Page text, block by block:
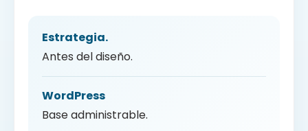
Estrategia.
Antes del diseño.
WordPress
Base administrable.